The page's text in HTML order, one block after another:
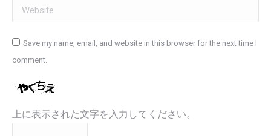
Website
Save my name, email, and website in this browser for the next time I
comment.
上に表示された文字を入力してください。